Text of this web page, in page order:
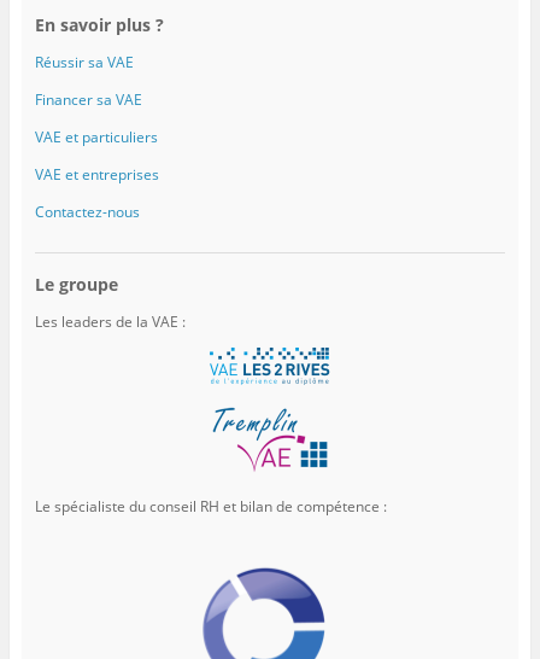
En savoir plus ?
Réussir sa VAE
Financer sa VAE
VAE et particuliers
VAE et entreprises
Contactez-nous
Le groupe
Les leaders de la VAE :
Le spécialiste du conseil RH et bilan de compétence :